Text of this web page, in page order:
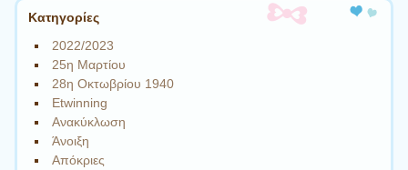
Kατηγορίες
2022/2023
25η Μαρτίου
28η Οκτωβρίου 1940
Etwinning
Ανακύκλωση
Άνοιξη
Απόκριες